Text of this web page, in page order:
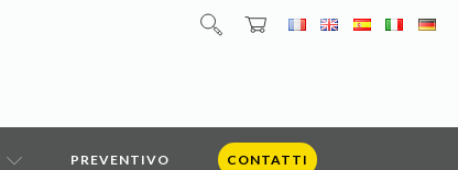
PREVENTIVO CONTATTI